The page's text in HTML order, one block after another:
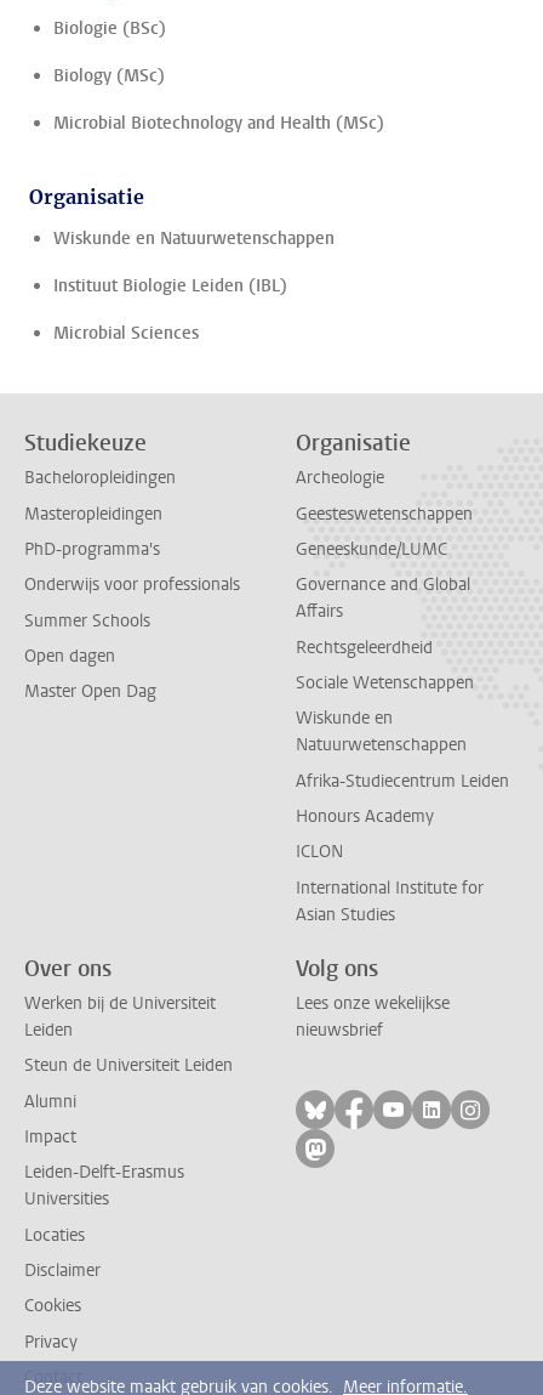
Biologie (BSc)
Biology (MSc)
Microbial Biotechnology and Health (MSc)
Organisatie
Wiskunde en Natuurwetenschappen
Instituut Biologie Leiden (IBL)
Microbial Sciences
Studiekeuze
Bacheloropleidingen
Masteropleidingen
PhD-programma's
Onderwijs voor professionals
Summer Schools
Open dagen
Master Open Dag
Organisatie
Archeologie
Geesteswetenschappen
Geneeskunde/LUMC
Governance and Global
Affairs
Rechtsgeleerdheid
Sociale Wetenschappen
Wiskunde en
Natuurwetenschappen
Afrika-Studiecentrum Leiden
Honours Academy
ICLON
International Institute for
Asian Studies
Over ons
Werken bij de Universiteit
Leiden
Steun de Universiteit Leiden
Alumni
Impact
Leiden-Delft-Erasmus
Universities
Locaties
Disclaimer
Cookies
Privacy
Contact
Volg ons
Lees onze wekelijkse
nieuwsbrief
Volg ons op bluesky
Volg ons op
Volg ons op
Volg ons
Volg
Volg ons op mastodon
Deze website maakt gebruik van cookies. Meer informatie.